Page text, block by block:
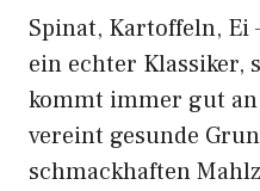
Spinat, Kartoffeln, Ei
ein echter Klassiker,
kommt immer gut
vereint gesunde
schmackhaften